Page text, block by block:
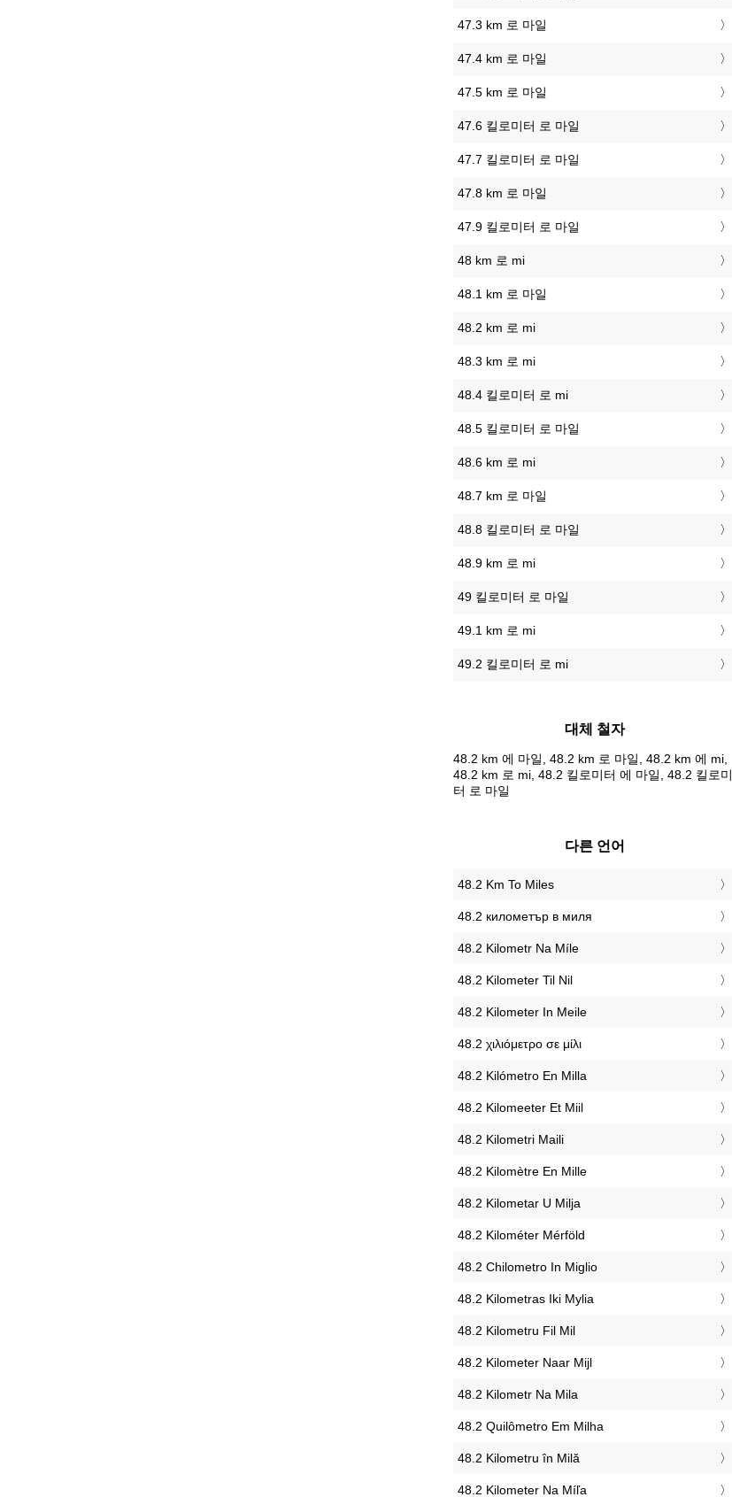
47.3 km 로 마일
47.4 km 로 마일
47.5 km 로 마일
47.6 킬로미터 로 마일
47.7 킬로미터 로 마일
47.8 km 로 마일
47.9 킬로미터 로 마일
48 km 로 mi
48.1 km 로 마일
48.2 km 로 mi
48.3 km 로 mi
48.4 킬로미터 로 mi
48.5 킬로미터 로 마일
48.6 km 로 mi
48.7 km 로 마일
48.8 킬로미터 로 마일
48.9 km 로 mi
49 킬로미터 로 마일
49.1 km 로 mi
49.2 킬로미터 로 mi
대체 철자
48.2 km 에 마일, 48.2 km 로 마일, 48.2 km 에 mi,
48.2 km 로 mi, 48.2 킬로미터 에 마일, 48.2 킬로미
터 로 마일
다른 언어
‎48.2 Km To Miles
‎48.2 километър в миля
‎48.2 Kilometr Na Míle
‎48.2 Kilometer Til Nil
‎48.2 Kilometer In Meile
‎48.2 χιλιόμετρο σε μίλι
‎48.2 Kilómetro En Milla
‎48.2 Kilomeeter Et Miil
‎48.2 Kilometri Maili
‎48.2 Kilomètre En Mille
‎48.2 Kilometar U Milja
‎48.2 Kilométer Mérföld
‎48.2 Chilometro In Miglio
‎48.2 Kilometras Iki Mylia
‎48.2 Kilometru Fil Mil
‎48.2 Kilometer Naar Mijl
‎48.2 Kilometr Na Mila
‎48.2 Quilômetro Em Milha
‎48.2 Kilometru în Milă
‎48.2 Kilometer Na Míľa